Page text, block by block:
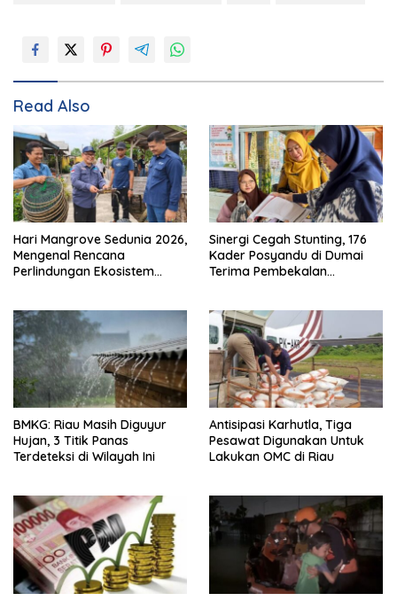
Read Also
Hari Mangrove Sedunia 2026,
Mengenal Rencana
Perlindungan Ekosistem
Sinergi Cegah Stunting, 176
Kader Posyandu di Dumai
Terima Pembekalan
BMKG: Riau Masih Diguyur
Hujan, 3 Titik Panas
Terdeteksi di Wilayah Ini
Antisipasi Karhutla, Tiga
Pesawat Digunakan Untuk
Lakukan OMC di Riau